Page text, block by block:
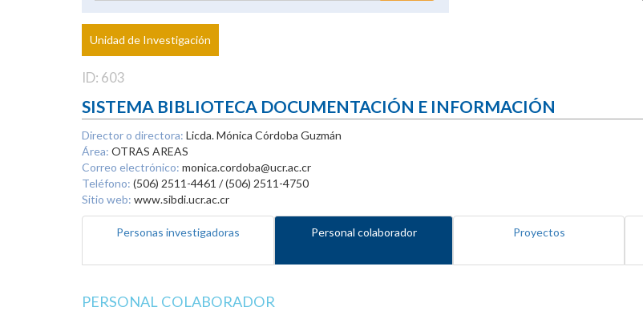
Proyecto
Investigador
Unidad de Investigación
ID: 603
SISTEMA BIBLIOTECA DOCUMENTACIÓN E INFORMACIÓN
Director o directora: Licda. Mónica Córdoba Guzmán
Área: OTRAS AREAS
Correo electrónico: monica.cordoba@ucr.ac.cr
Teléfono: (506) 2511-4461 / (506) 2511-4750
Sitio web: www.sibdi.ucr.ac.cr
Personas investigadoras Personal colaborador Proyectos
PERSONAL COLABORADOR